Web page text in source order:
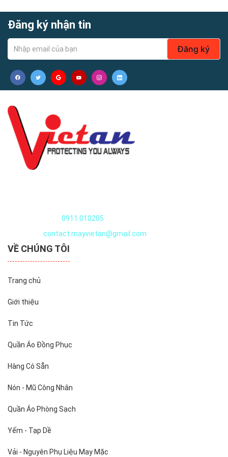
Đăng ký nhận tin
Đăng ký
0911.010205
contact.mayvietan@gmail.com
VỀ CHÚNG TÔI
Trang chủ
Giới thiệu
Tin Tức
Quần Áo Đồng Phục
Hàng Có Sẵn
Nón - Mũ Công Nhân
Quần Áo Phòng Sạch
Yếm - Tạp Dề
Vải - Nguyên Phụ Liệu May Mặc